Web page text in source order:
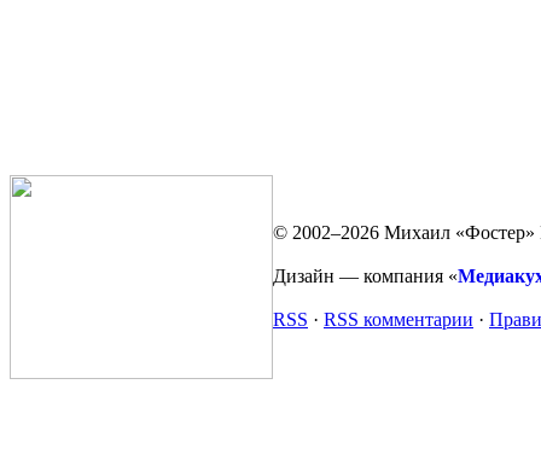
© 2002–2026 Михаил «Фостер»
Дизайн — компания «
RSS · RSS комментарии ·